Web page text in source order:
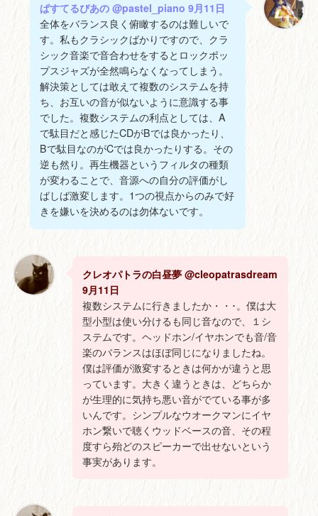
ぱすてるぴあの @pastel_piano 9月11日
全体をバランス良く俯瞰するのは難しいで
す。私もクラシックばかりですので、クラ
シック音楽で音合わせをするとロックポッ
プスジャズが全然鳴らなくなってしまう。
解決策としては敢えて複数のシステムを持
ち、お互いの音が似ないように意識する事
でした。複数システムの利点としては、A
で駄目だと感じたCDがBでは良かったり、
Bで駄目なのがCでは良かったりする。その
逆も然り。再生機器というフィルタの種類
が変わることで、音源への自分の評価がし
ばしば激変します。1つの視点からのみで好
きを嫌いを決めるのは勿体ないです。
クレオパトラの白昼夢 @cleopatrasdream
9月11日
複数システムに行きましたか・・･。僕は大
型小型は使い分けるも同じ音なので、１シ
ステムです。ヘッドホン/イヤホンでも音/音
楽のバランスはほぼ同じになりましたね。
僕は評価が激変するときは何かが違うと思
っています。大きく違うときは、どちらか
が生理的に気持ち悪い音がでている事が多
いんです。シンプルなウオークマンにイヤ
ホン繋いで聴くウッドベースの音、その程
度すら殆どのスピーカーで出せないという
事実があります。